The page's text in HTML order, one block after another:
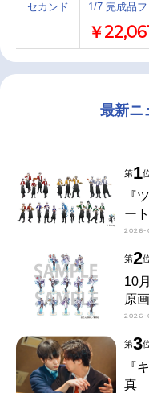
ン セカンド
1/7 完成品
￥
最新ニ
第1
『
ー
2026-
第2
10
原
2026-
第3
『
真